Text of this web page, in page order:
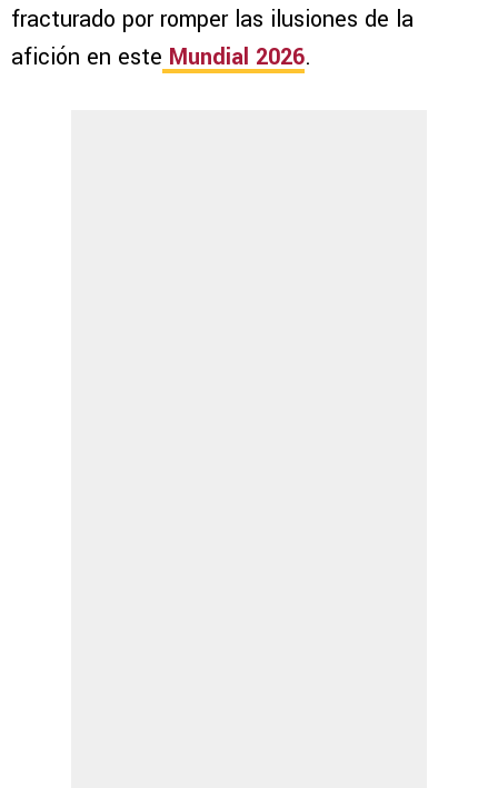
fracturado por romper las ilusiones de la
afición en este Mundial 2026.